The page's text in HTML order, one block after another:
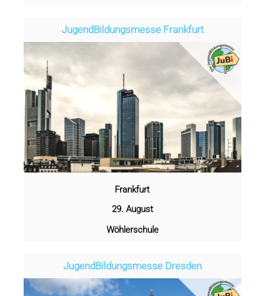
Jugend­­­­­Bildungsmess­e Frankfurt
Frankfurt
29. August
Wöhlerschule
Jugend­­­­­Bildungsmess­e Dresden